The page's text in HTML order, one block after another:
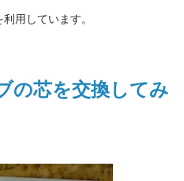
用しています。
の芯を交換してみ